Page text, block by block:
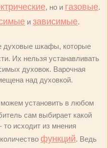
, но и газовые.
и зависимые.
духовые шкафы, которые
Их нельзя устанавливать
духовок. Варочная
над духовкой.
установить в любом
сам выбирает какой
то исходит из мнения
функций. Ведь